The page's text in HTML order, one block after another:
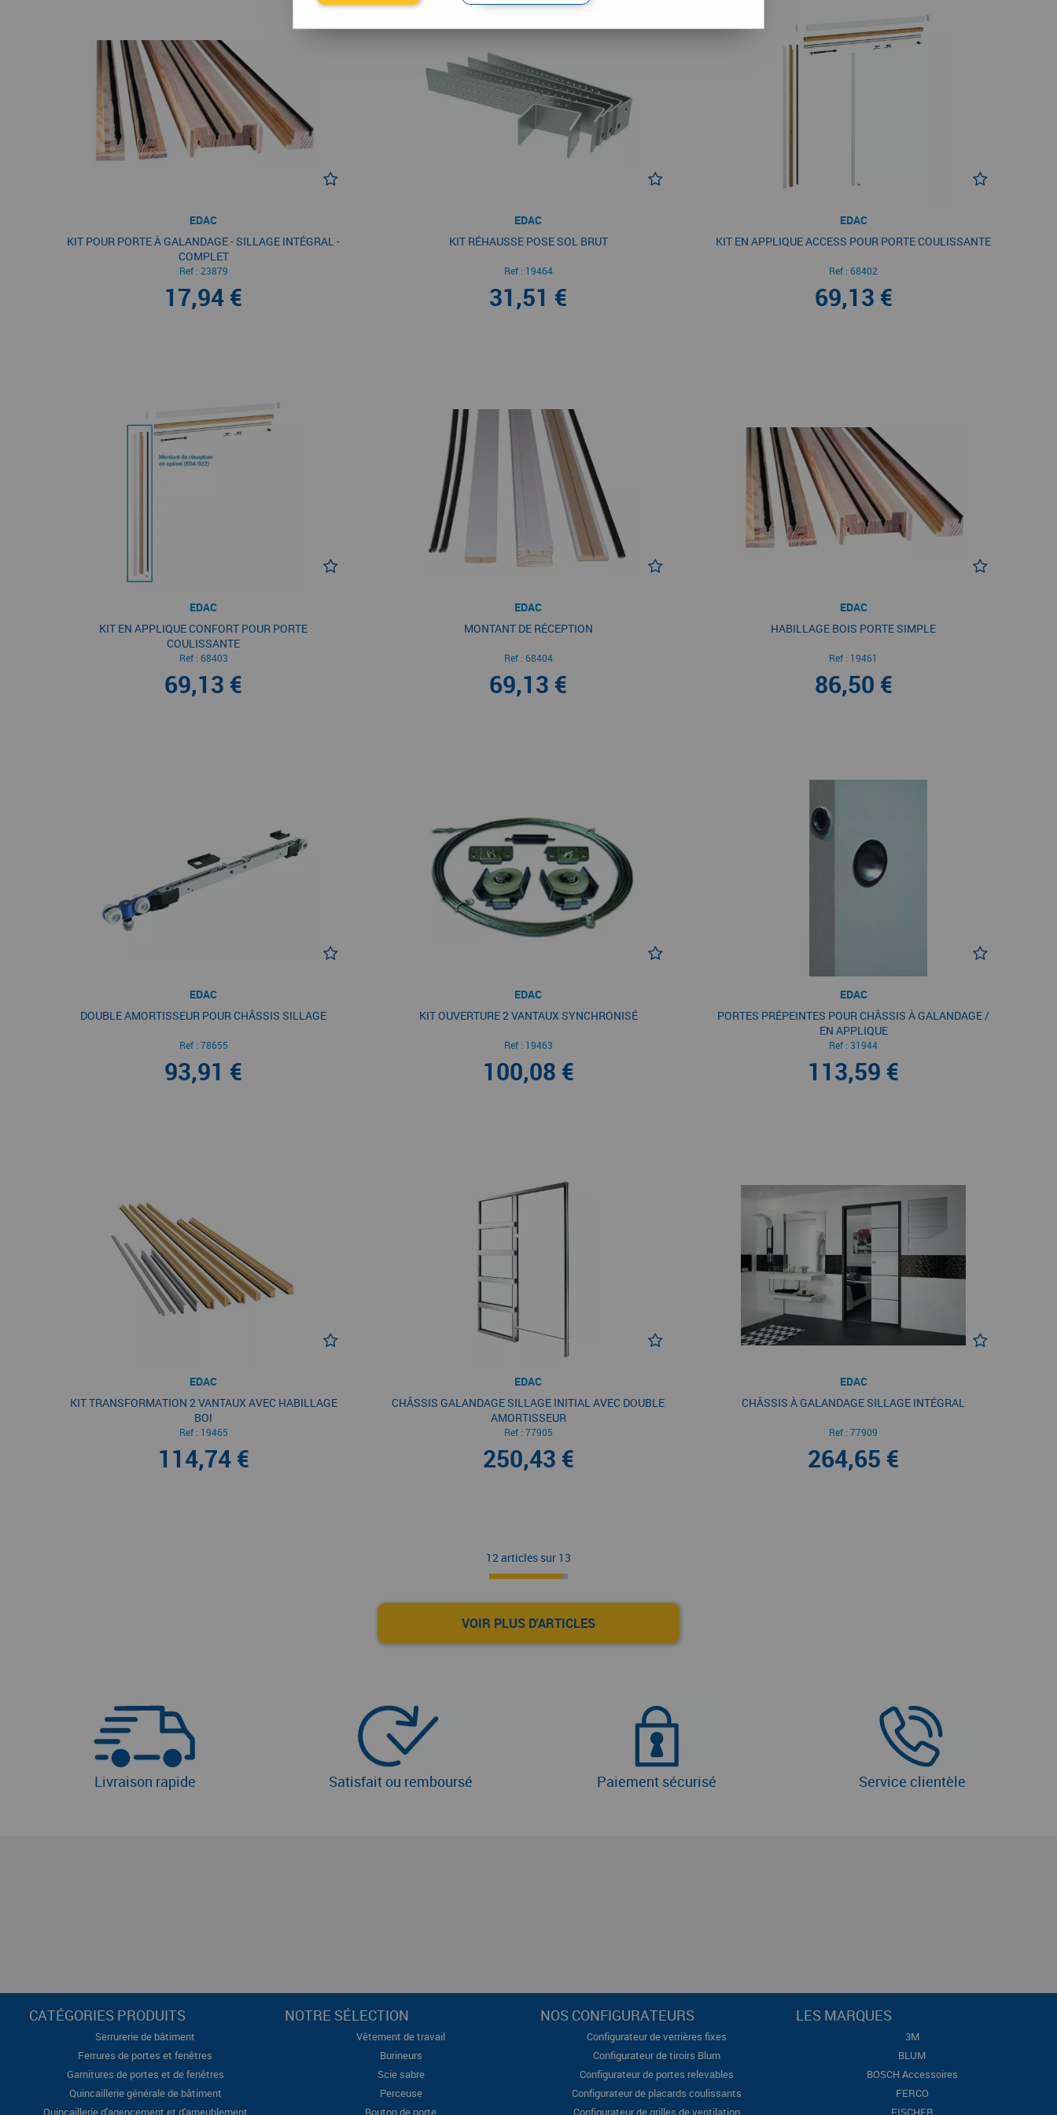
EDAC
KIT POUR PORTE À GALANDAGE - SILLAGE INTÉGRAL -
COMPLET
Ref : 23879
17,94 €
EDAC
KIT RÉHAUSSE POSE SOL BRUT
Ref : 19464
31,51 €
EDAC
KIT EN APPLIQUE ACCESS POUR PORTE COULISSANTE
Ref :68402
69,13 €
EDAC
KIT EN APPLIQUE CONFORT POUR PORTE
COULISSANTE
Ref : 68403
69,13 €
EDAC
MONTANT DE RÉCEPTION
Ref : 68404
69,13 €
EDAC
HABILLAGE BOIS PORTE SIMPLE
Ref : 19461
86,50 €
EDAC
DOUBLE AMORTISSEUR POUR CHÂSSIS SILLAGE
Ref : 78655
93,91 €
EDAC
KIT OUVERTURE 2 VANTAUX SYNCHRONISÉ
Ref : 19463
100,08 €
EDAC
PORTES PRÉPEINTES POUR CHÂSSIS À GALANDAGE /
EN APPLIQUE
Ref :31944
113,59 €
EDAC
KIT TRANSFORMATION 2 VANTAUX AVEC HABILLAGE
BOI
Ref : 19465
114,74 €
EDAC
CHÂSSIS GALANDAGE SILLAGE INITIAL AVEC DOUBLE
AMORTISSEUR
Ref : 77905
250,43 €
EDAC
CHÂSSIS À GALANDAGE SILLAGE INTÉGRAL
Ref :77909
264,65 €
12 articles sur 13
VOIR PLUS D'ARTICLES
Livraison rapide Satisfait ou remboursé Paiement sécurisé Service clientèle
CATÉGORIES PRODUITS
Serrurerie de bâtiment
Ferrures de portes et fenêtres
Garnitures de portes et de fenêtres
Quincaillerie générale de bâtiment
Quincaillerie d'agencement et d'ameublement
NOTRE SÉLECTION
Vêtement de travail
Burineurs
Scie sabre
Perceuse
Bouton de porte
NOS CONFIGURATEURS
Configurateur de verrières fixes
Configurateur de tiroirs Blum
Configurateur de portes relevables
Configurateur de placards coulissants
Configurateur de grilles de ventilation
LES MARQUES
3M
BLUM
BOSCH Accessoires
FERCO
FISCHER